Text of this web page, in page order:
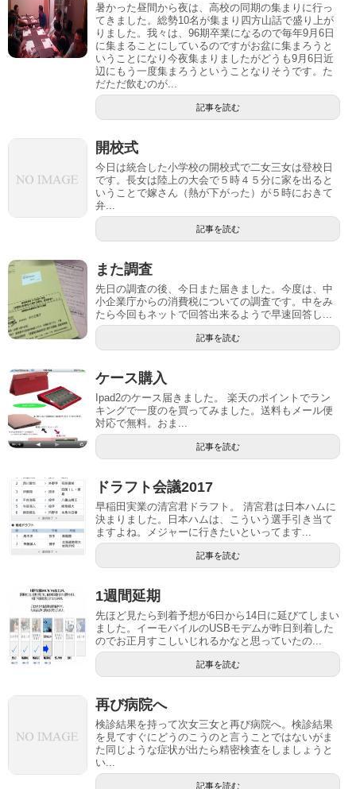
暑かった昼間から夜は、高校の同期の集まりに行っ
てきました。総勢10名が集まり四方山話で盛り上が
りました。我々は、96期卒業になるので毎年9月6日
に集まることにしているのですがお盆に集まろうと
いうことになり今夜集まりましたがどうも9月6日近
辺にもう一度集まろうということなりそうです。た
だただ飲むのが...
記事を読む
開校式
今日は統合した小学校の開校式で二女三女は登校日
です。長女は陸上の大会で５時４５分に家を出ると
いうことで嫁さん（熱が下がった）が５時におきて
弁...
記事を読む
また調査
先日の調査の後、今日また届きました。今度は、中
小企業庁からの消費税についての調査です。中をみ
たら今回もネットで回答出来るようで早速回答し...
記事を読む
ケース購入
Ipad2のケース届きました。 楽天のポイントでラン
キングで一度のを買ってみました。送料もメール便
対応で無料。おま...
記事を読む
ドラフト会議2017
早稲田実業の清宮君ドラフト。 清宮君は日本ハムに
決まりました。日本ハムは、こういう選手引き当て
ますよね。メジャーに行きたいといってます...
記事を読む
1週間延期
先ほど見たら到着予想が6日から14日に延びてしまい
ました。イーモバイルのUSBモデムが昨日到着した
のでお正月すこしいじれるかなと思っていたの...
記事を読む
再び病院へ
検診結果を持って次女三女と再び病院へ。検診結果
を見てすぐにどうのこうのと言うことではないがま
た同じような症状が出たら精密検査をしましょうと
い...
記事を読む